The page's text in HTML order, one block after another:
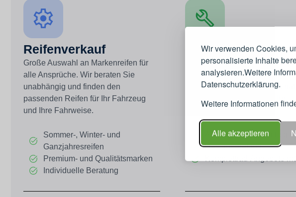
Wir verwenden Cookies,
personalisierte Inhalte
analysieren.Weitere
Datenschutzerklärung.
Weitere Informationen
Alle akzeptieren
Reifenverkauf
Große Auswahl an Markenreifen für
alle Ansprüche. Wir beraten Sie
unabhängig und finden den
passenden Reifen für Ihr Fahrzeug
und Ihre Fahrweise.
Sommer-, Winter- und
Ganzjahresreifen
Premium- und Qualitätsmarken
Individuelle Beratung
Felgenverkauf
Exklusive Auswahl an Alu- und
Stahlfelgen namhafter
erhalten die optimale
Design und Sicherheit für Ihr
Alufelgen und Stahlfelgen
Designberatung